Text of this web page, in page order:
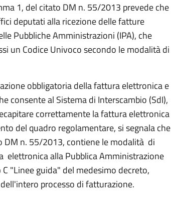
1, del citato DM n. 55/2013 prevede che
deputati alla ricezione delle fatture
Pubbliche Amministrazioni (IPA), che
un Codice Univoco secondo le modalità di
obbligatoria della fattura elettronica e
consente al Sistema di Interscambio (SdI),
correttamente la fattura elettronica
del quadro regolamentare, si segnala che
DM n. 55/2013, contiene le modalità di
elettronica alla Pubblica Amministrazione
"Linee guida" del medesimo decreto,
processo di fatturazione.